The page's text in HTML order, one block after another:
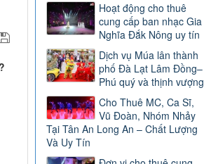
Hoạt động cho thuê
cung cấp ban nhạc Gia
Nghĩa Đắk Nông uy tín
Dịch vụ Múa lân thành
phố Đà Lạt Lâm Đồng–
Phú quý và thịnh vượng
Cho Thuê MC, Ca Sĩ,
Vũ Đoàn, Nhóm Nhảy
Tại Tân An Long An – Chất Lượng
Và Uy Tín